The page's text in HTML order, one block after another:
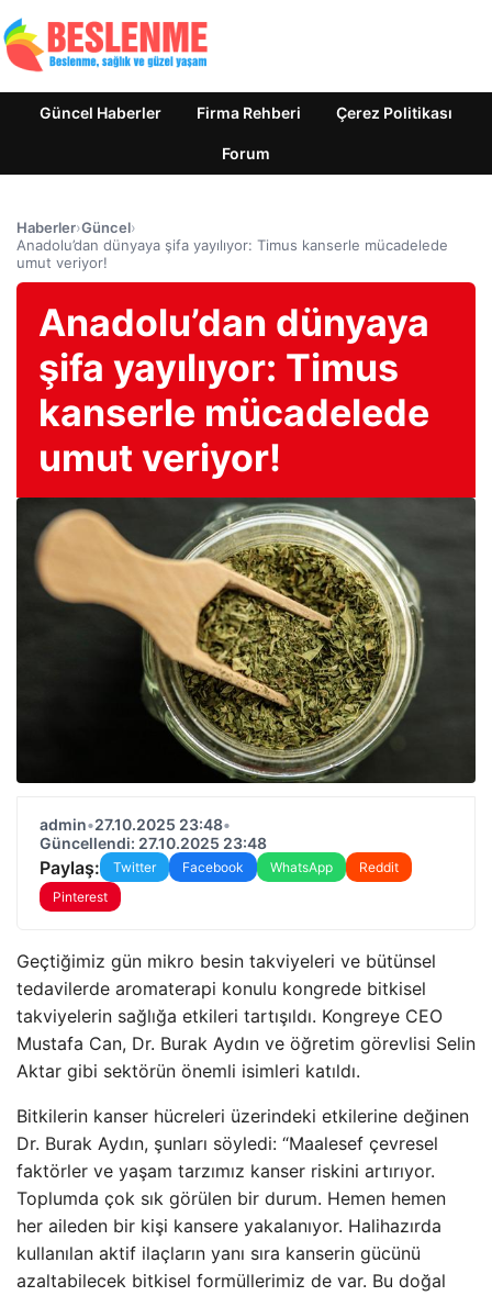
Güncel Haberler Firma Rehberi Çerez Politikası
Forum
Haberler›Güncel›
Anadolu’dan dünyaya şifa yayılıyor: Timus kanserle mücadelede
umut veriyor!
Anadolu’dan dünyaya
şifa yayılıyor: Timus
kanserle mücadelede
umut veriyor!
admin•27.10.2025 23:48•
Güncellendi: 27.10.2025 23:48
Paylaş: Twitter Facebook WhatsApp
Reddit
Pinterest
Geçtiğimiz gün mikro besin takviyeleri ve bütünsel
tedavilerde aromaterapi konulu kongrede bitkisel
takviyelerin sağlığa etkileri tartışıldı. Kongreye CEO
Mustafa Can, Dr. Burak Aydın ve öğretim görevlisi Selin
Aktar gibi sektörün önemli isimleri katıldı.
Bitkilerin kanser hücreleri üzerindeki etkilerine değinen
Dr. Burak Aydın, şunları söyledi: “Maalesef çevresel
faktörler ve yaşam tarzımız kanser riskini artırıyor.
Toplumda çok sık görülen bir durum. Hemen hemen
her aileden bir kişi kansere yakalanıyor. Halihazırda
kullanılan aktif ilaçların yanı sıra kanserin gücünü
azaltabilecek bitkisel formüllerimiz de var. Bu doğal